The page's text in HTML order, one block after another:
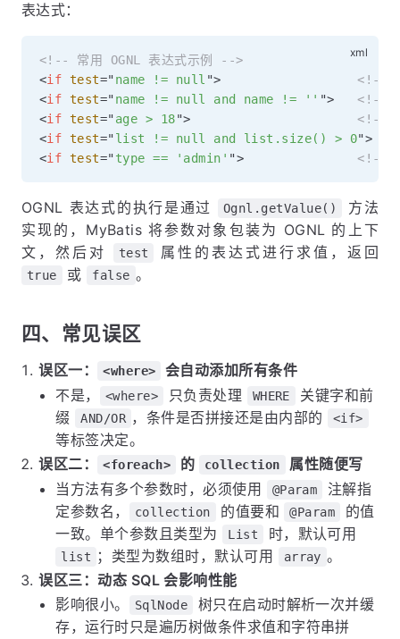
表达式：
<!-- 常用 OGNL 表达式示例 -->
<if test="name != null ">
<!--
<if test="name != null and name != '' ">
<!--
<if test="age > 18">
<!--
<if test="list != null and list.size() > 0">
<if test="type == 'admin' "> <!--
OGNL 表达式的执行是通过 Ognl.getValue()
方法
实现的，MyBatis 将参数对象包装为 OGNL 的上下
文，然后对
test 属性的表达式进行求值，返回
true 或 false 。
四、常见误区
误区一： <where>
会自动添加所有条件
不是，
<where> 只负责处理 WHERE
关键字和前
缀
AND/OR ，条件是否拼接还是由内部的 <if>
等标签决定。
误区二：
<foreach> 的 collection
属性随便写
当方法有多个参数时，必须使用
@Param
注解指
定参数名，
collection 的值要和 @Param
的值
一致。单个参数且类型为
List 时，默认可用
list ；类型为数组时，默认可用 array 。
误区三：动态 SQL 会影响性能
影响很小。
SqlNode
树只在启动时解析一次并缓
存，运行时只是遍历树做条件求值和字符串拼